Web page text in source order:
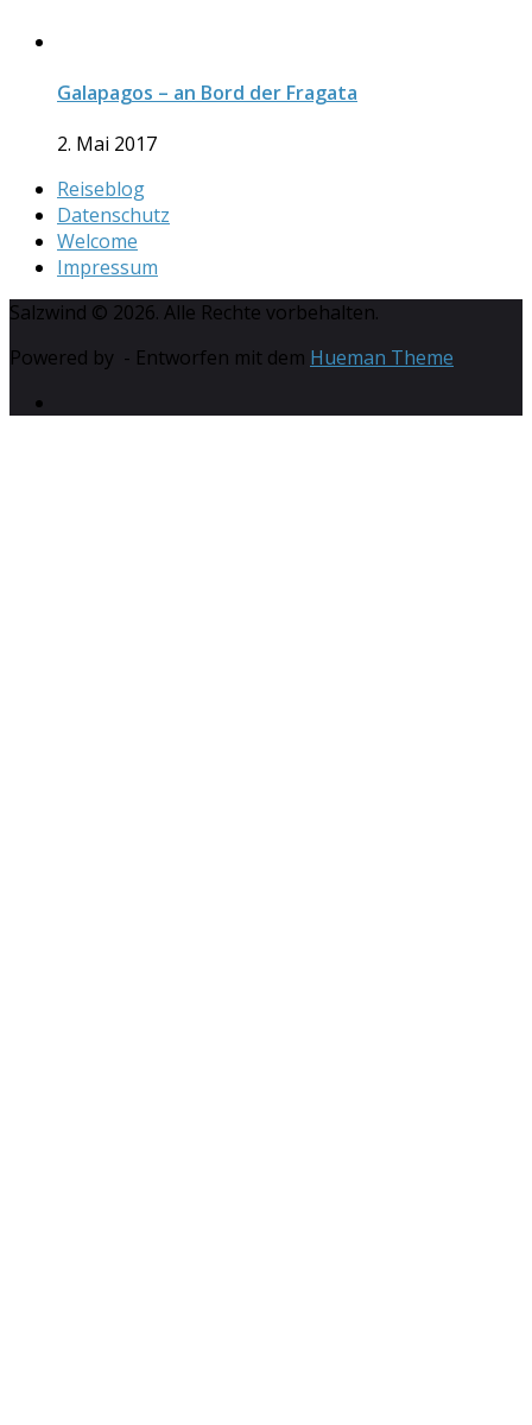
Galapagos – an Bord der Fragata
2. Mai 2017
Reiseblog
Datenschutz
Welcome
Impressum
Salzwind © 2026. Alle Rechte vorbehalten.
Powered by - Entworfen mit dem Hueman Theme